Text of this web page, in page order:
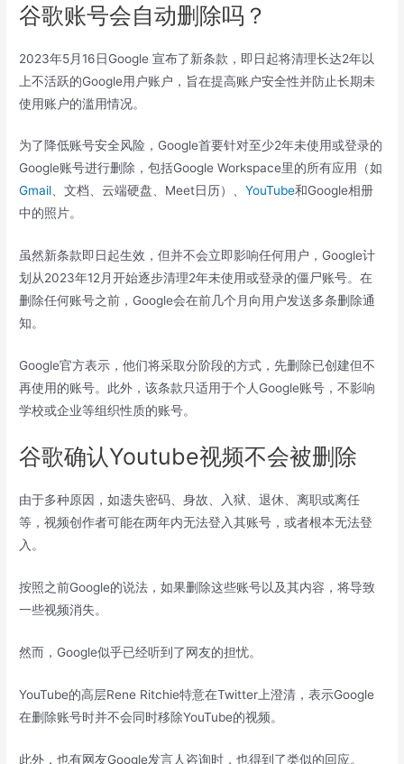
谷歌账号会自动删除吗？
2023年5月16日Google 宣布了新条款，即日起将清理长达2年以
上不活跃的Google用户账户，旨在提高账户安全性并防止长期未
使用账户的滥用情况。
为了降低账号安全风险，Google首要针对至少2年未使用或登录的
Google账号进行删除，包括Google Workspace里的所有应用（如
Gmail、文档、云端硬盘、Meet日历）、YouTube和Google相册
中的照片。
虽然新条款即日起生效，但并不会立即影响任何用户，Google计
划从2023年12月开始逐步清理2年未使用或登录的僵尸账号。在
删除任何账号之前，Google会在前几个月向用户发送多条删除通
知。
Google官方表示，他们将采取分阶段的方式，先删除已创建但不
再使用的账号。此外，该条款只适用于个人Google账号，不影响
学校或企业等组织性质的账号。
谷歌确认Youtube视频不会被删除
由于多种原因，如遗失密码、身故、入狱、退休、离职或离任
等，视频创作者可能在两年内无法登入其账号，或者根本无法登
入。
按照之前Google的说法，如果删除这些账号以及其内容，将导致
一些视频消失。
然而，Google似乎已经听到了网友的担忧。
YouTube的高层Rene Ritchie特意在Twitter上澄清，表示Google
在删除账号时并不会同时移除YouTube的视频。
此外，也有网友Google发言人咨询时，也得到了类似的回应。